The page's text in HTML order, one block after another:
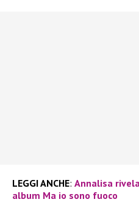
LEGGI ANCHE: Annalisa
album Ma io sono fuoco